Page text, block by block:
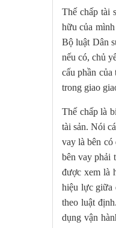
Thế chấp tài
hữu của
Bộ luật Dân
nếu có, chủ
cấu phần
trong giao
Thế chấp là
tài sản. Nói
vay là bên có
bên vay phải
được xem là
hiệu lực giữa
theo luật
dụng vận